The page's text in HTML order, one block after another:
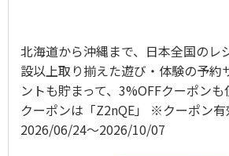
北海道から沖縄まで、日本全国のレ
設以上取り揃えた遊び・体験の予約
ントも貯まって、3%OFFクーポン
クーポンは「Z2nQE」 ※クーポン有
2026/06/24〜2026/10/07